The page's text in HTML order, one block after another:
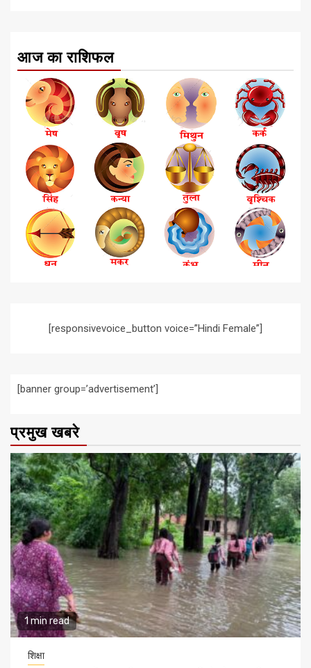
आज का राशिफल
[responsivevoice_button voice=”Hindi Female”]
[banner group=’advertisement’]
प्रमुख खबरे
1 min read
शिक्षा